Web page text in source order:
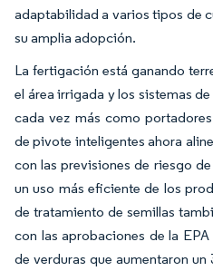
adaptabilidad a varios tipos de
su amplia adopción.
La fertigación está ganando
el área irrigada y los sistemas
cada vez más como
de pivote inteligentes ahora
con las previsiones de riesgo
un uso más eficiente de los
de tratamiento de semillas
con las aprobaciones de la
de verduras que aumentaron un